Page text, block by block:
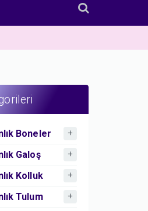
Boneler
Galoş
Kolluk
Tulum